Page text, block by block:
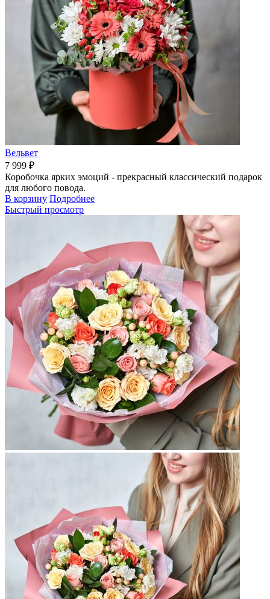
Вельвет
7 999 ₽
Коробочка ярких эмоций - прекрасный классический подарок
для любого повода.
В корзину Подробнее
Быстрый просмотр